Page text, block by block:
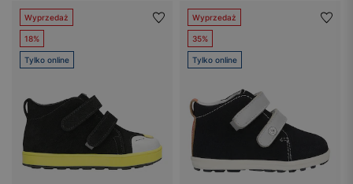
Wyprzedaż
18%
Tylko online
Wyprzedaż
35%
Tylko online